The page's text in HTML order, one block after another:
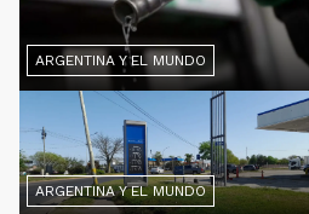
ARGENTINA Y EL MUNDO
ARGENTINA Y EL MUNDO